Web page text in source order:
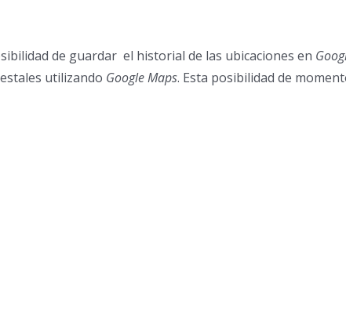
de guardar el historial de las ubicaciones en
utilizando Google Maps. Esta posibilidad de